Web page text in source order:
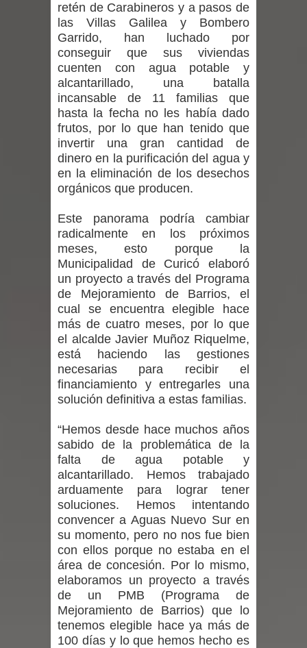
mantiene despliegue para apoyar a
niños y adolescentes durante la
emergencia.
Del anime al K-pop: especialistas U.
de Chile analizan el creciente interés
por las culturas japonesa y coreana
Renuncia del seremi Minvu en el
Maule golpea al Gobierno en medio de
denuncias por viviendas sociales en
Talca
Diputado Jorge Guzmán rechaza
proyecto de interconexión eléctrica
en la alta cordillera del Maule por su
impacto ambiental
INDAP entregó $189 millones en
incentivos a usuarios de PRODESAL
de la provincia de Linares
Municipalidad de Curicó apuesta a la
innovación en tecnología educativa
con nuevas pantallas interactivas del
Colegio El Boldo
Municipalidad de Curicó inició
retén de Carabineros y a pasos de
las Villas Galilea y Bombero
Garrido, han luchado por
conseguir que sus viviendas
cuenten con agua potable y
alcantarillado, una batalla
incansable de 11 familias que
hasta la fecha no les había dado
frutos, por lo que han tenido que
invertir una gran cantidad de
dinero en la purificación del agua y
en la eliminación de los desechos
orgánicos que producen.
Este panorama podría cambiar
radicalmente en los próximos
meses, esto porque la
Municipalidad de Curicó elaboró
un proyecto a través del Programa
de Mejoramiento de Barrios, el
cual se encuentra elegible hace
más de cuatro meses, por lo que
el alcalde Javier Muñoz Riquelme,
está haciendo las gestiones
necesarias para recibir el
financiamiento y entregarles una
solución definitiva a estas familias.
“Hemos desde hace muchos años
sabido de la problemática de la
falta de agua potable y
alcantarillado. Hemos trabajado
arduamente para lograr tener
soluciones. Hemos intentando
convencer a Aguas Nuevo Sur en
su momento, pero no nos fue bien
con ellos porque no estaba en el
área de concesión. Por lo mismo,
elaboramos un proyecto a través
de un PMB (Programa de
Mejoramiento de Barrios) que lo
tenemos elegible hace ya más de
100 días y lo que hemos hecho es